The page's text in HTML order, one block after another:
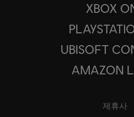
XBOX
UBISOFT
AMAZON
제휴사